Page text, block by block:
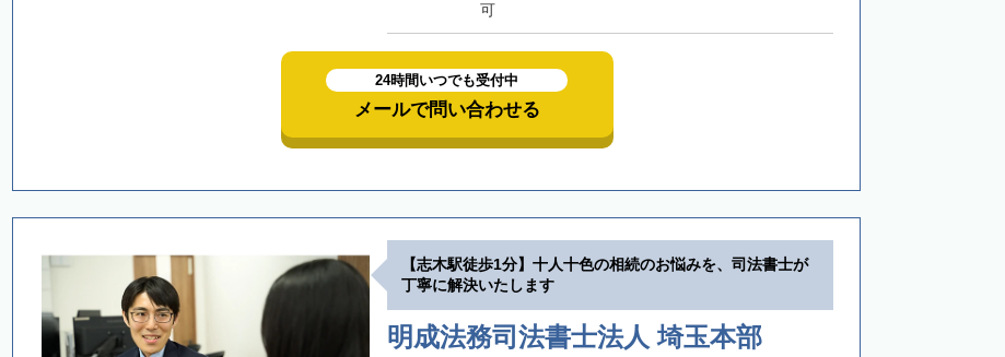
可
24時間いつでも受付中
メールで問い合わせる
【志木駅徒歩1分】十人十色の相続のお悩みを、司法書士が
丁寧に解決いたします
明成法務司法書士法人 埼玉本部